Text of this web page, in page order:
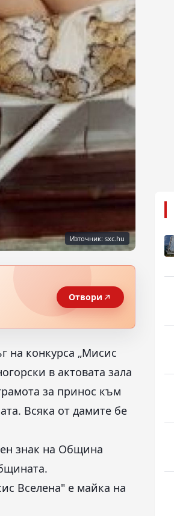
Източник: sxc.hu
Отвори
на конкурса „Мисис
в актовата зала
за принос към
Всяка от дамите бе
знак на Община
Вселена" е майка на